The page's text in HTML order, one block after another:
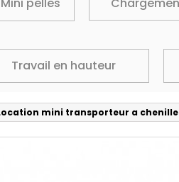
Travail en hauteur
mini transporteur a chenille